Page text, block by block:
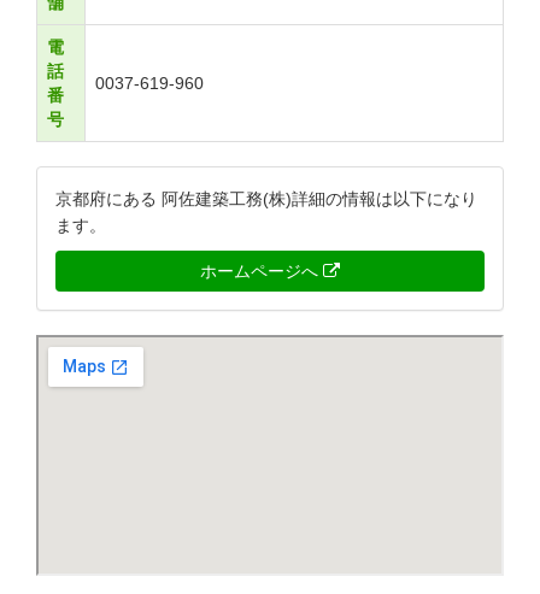
電
話
番
号
0037-619-960
京都府にある 阿佐建築工務(株)詳細の情報は以下になり
ます。
ホームページへ